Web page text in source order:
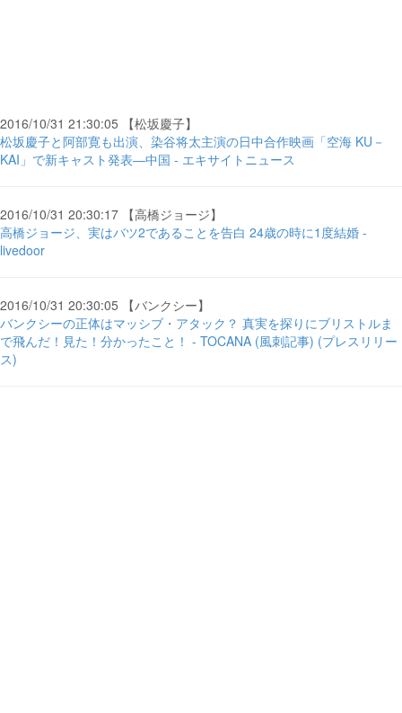
2016/10/31 21:30:05 【松坂慶子】
松坂慶子と阿部寛も出演、染谷将太主演の日中合作映画「空海 KU－
KAI」で新キャスト発表―中国 - エキサイトニュース
2016/10/31 20:30:17 【高橋ジョージ】
高橋ジョージ、実はバツ2であることを告白 24歳の時に1度結婚 -
livedoor
2016/10/31 20:30:05 【バンクシー】
バンクシーの正体はマッシブ・アタック？ 真実を探りにブリストルま
で飛んだ！見た！分かったこと！ - TOCANA (風刺記事) (プレスリリー
ス)